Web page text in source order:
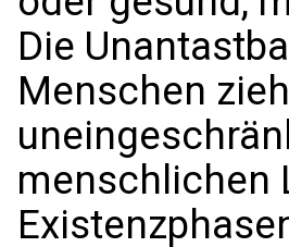
Die
Menschen
menschlichen